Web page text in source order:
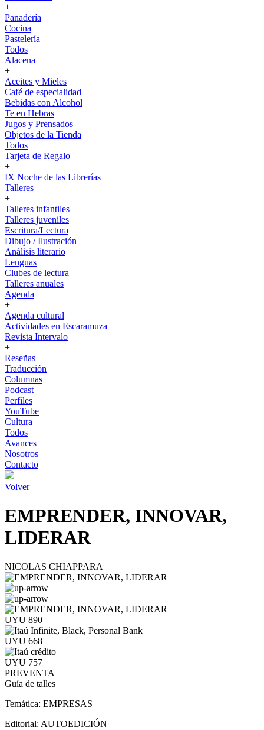
+
Panadería
Cocina
Pastelería
Todos
Alacena
+
Aceites y Mieles
Café de especialidad
Bebidas con Alcohol
Te en Hebras
Jugos y Prensados
Objetos de la Tienda
Todos
Tarjeta de Regalo
+
IX Noche de las Librerías
Talleres
+
Talleres infantiles
Talleres juveniles
Escritura/Lectura
Dibujo / Ilustración
Análisis literario
Lenguas
Clubes de lectura
Talleres anuales
Agenda
+
Agenda cultural
Actividades en Escaramuza
Revista Intervalo
+
Reseñas
Traducción
Columnas
Podcast
Perfiles
YouTube
Cultura
Todos
Avances
Nosotros
Contacto
Volver
EMPRENDER, INNOVAR,
LIDERAR
NICOLAS CHIAPPARA
UYU 890
UYU 668
UYU 757
PREVENTA
Guía de talles
Temática: EMPRESAS
Editorial: AUTOEDICIÓN